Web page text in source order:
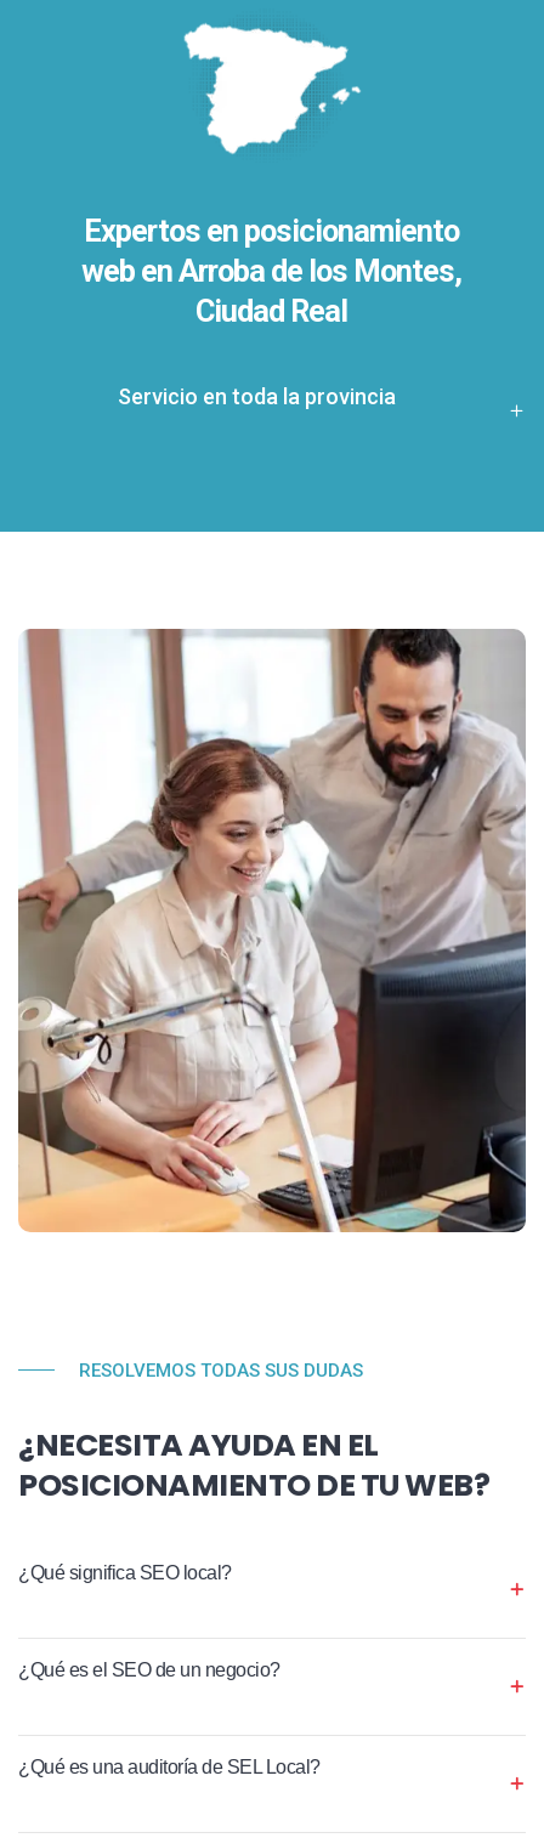
Expertos en posicionamiento
web en Arroba de los Montes,
Ciudad Real
Servicio en toda la provincia
RESOLVEMOS TODAS SUS DUDAS
¿NECESITA AYUDA EN EL
POSICIONAMIENTO DE TU WEB?
¿Qué significa SEO local?
¿Qué es el SEO de un negocio?
¿Qué es una auditoría de SEL Local?